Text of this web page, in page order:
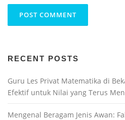
RECENT POSTS
Guru Les Privat Matematika di
Efektif untuk Nilai yang Terus
Mengenal Beragam Jenis Awan: